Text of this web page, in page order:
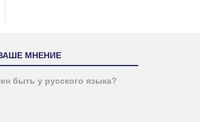
МНЕНИЕ
быть у русского языка?